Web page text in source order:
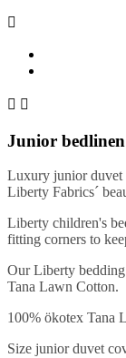

 
Junior
Luxury junior duvet
Liberty Fabrics´
Liberty children's
fitting corners to
Our Liberty
Tana Lawn Cotton.
100% ökotex Tana
Size junior duvet